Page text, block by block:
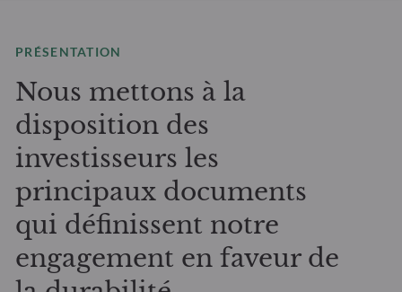
PRÉSENTATION
Nous mettons à la
disposition des
investisseurs les
principaux documents
qui définissent notre
engagement en faveur de